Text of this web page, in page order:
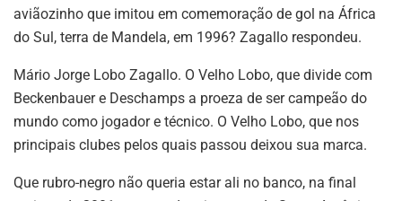
aviãozinho que imitou em comemoração de gol na África
do Sul, terra de Mandela, em 1996? Zagallo respondeu.
Mário Jorge Lobo Zagallo. O Velho Lobo, que divide com
Beckenbauer e Deschamps a proeza de ser campeão do
mundo como jogador e técnico. O Velho Lobo, que nos
principais clubes pelos quais passou deixou sua marca.
Que rubro-negro não queria estar ali no banco, na final